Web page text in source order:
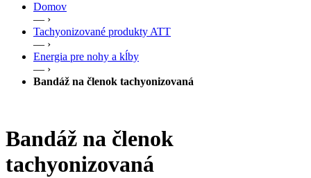
Domov
— ›
Tachyonizované produkty ATT
— ›
Energia pre nohy a kĺby
— ›
Bandáž na členok tachyonizovaná
Bandáž na členok
tachyonizovaná